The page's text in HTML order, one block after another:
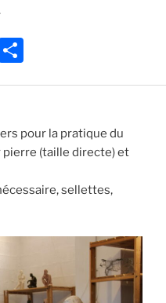
g
er
pour la pratique du
pierre (taille directe) et
sellettes,